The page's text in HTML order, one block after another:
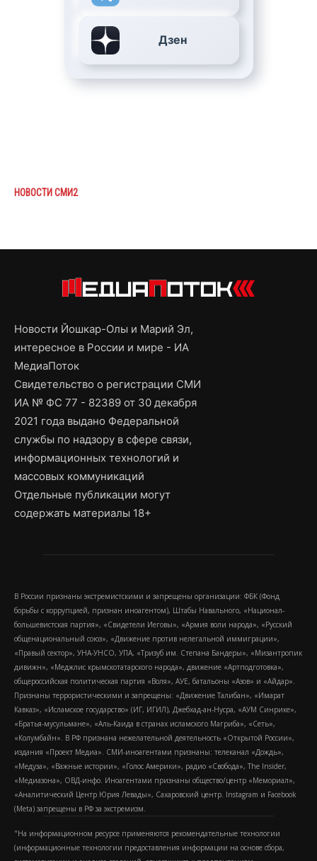
Дзен
НОВОСТИ СМИ2
Новости Йошкар-Олы и Марий Эл,
интересное в России и мире - ИА
МедиаПоток
Свидетельство о регистрации СМИ
ИА № ФС 77 - 82389 от 30 декабря
2021 года выдано Федеральной
службы по надзору в сфере связи,
информационных технологий и
массовых коммуникаций
Отдельные публикации могут
содержать материалы 18+
В России признаны экстремистскими и запрещены организации: ФБК (Фонд
борьбы с коррупцией, признан иноагентом), Штабы Навального, «Национал-
большевистская партия», «Свидетели Иеговы», «Армия воли народа», «Русский
общенациональный союз», «Движение против нелегальной иммиграции»,
«Правый сектор», УНА-УНСО, УПА, «Тризуб им. Степана Бандеры», «Мизантропик
дивижн», «Меджлис крымскотатарского народа», движение «Артподготовка»,
общероссийская политическая партия «Воля», АУЕ, батальоны «Азов» и «Айдар».
Признаны террористическими и запрещены: «Движение Талибан», «Имарат
Кавказ», «Исламское государство» (ИГ, ИГИЛ), Джебхад-ан-Нусра, «АУМ Синрике»,
«Братья-мусульмане», «Аль-Каида в странах исламского Магриба», «Сеть»,
«Колумбайн». В РФ признана нежелательной деятельность «Открытой России»,
издания «Проект Медиа». СМИ-иноагентами признаны: телеканал «Дождь»,
«Медуза», «Важные истории», «Голос Америки», радио «Свобода», The Insider,
«Медиазона», ОВД-инфо. Иноагентами признаны общество/центр «Мемориал»,
«Аналитический Центр Юрия Левады», Сахаровский центр. Instagram и Facebook
(Metа) запрещены в РФ за экстремизм.
"На информационном ресурсе применяются рекомендательные технологии
(информационные технологии предоставления информации на основе сбора,